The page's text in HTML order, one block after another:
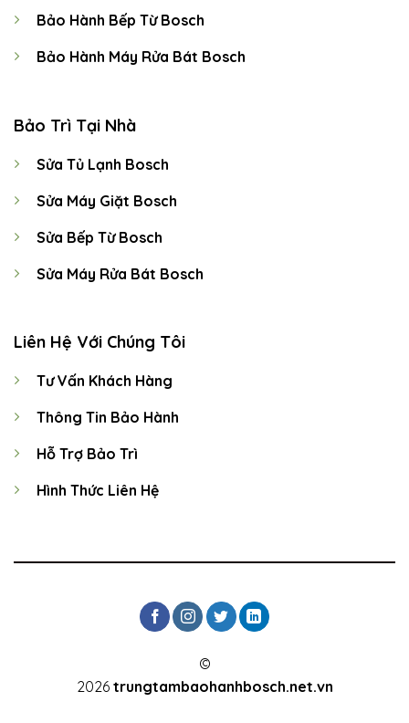
Bảo Hành Bếp Từ Bosch
Bảo Hành Máy Rửa Bát Bosch
Bảo Trì Tại Nhà
Sửa Tủ Lạnh Bosch
Sửa Máy Giặt Bosch
Sửa Bếp Từ Bosch
Sửa Máy Rửa Bát Bosch
Liên Hệ Với Chúng Tôi
Tư Vấn Khách Hàng
Thông Tin Bảo Hành
Hỗ Trợ Bảo Trì
Hình Thức Liên Hệ
©
2026 trungtambaohanhbosch.net.vn